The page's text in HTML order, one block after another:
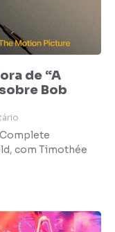
de “A
Bob
com Timothée